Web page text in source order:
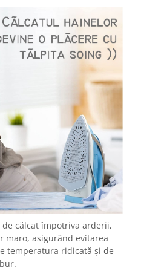
călcat împotriva arderii,
asigurând evitarea
temperatura ridicată și de